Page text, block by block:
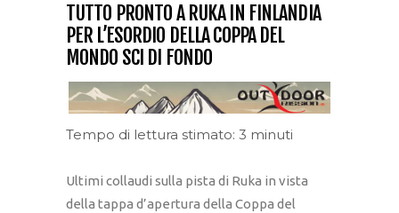
TUTTO PRONTO A RUKA IN FINLANDIA
PER L’ESORDIO DELLA COPPA DEL
MONDO SCI DI FONDO
Tempo di lettura stimato: 3 minuti
Ultimi collaudi sulla pista di Ruka in vista
della tappa d’apertura della Coppa del